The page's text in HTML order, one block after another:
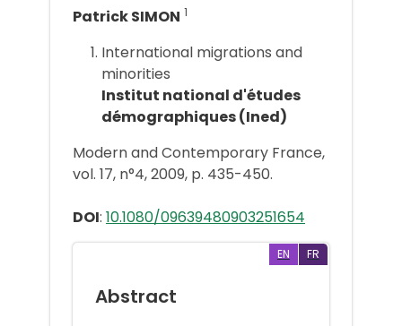
Patrick SIMON 1
International migrations and
minorities
Institut national d'études
démographiques (Ined)
Modern and Contemporary France,
vol. 17, n°4, 2009, p. 435-450.
DOI: 10.1080/09639480903251654
EN FR
Abstract